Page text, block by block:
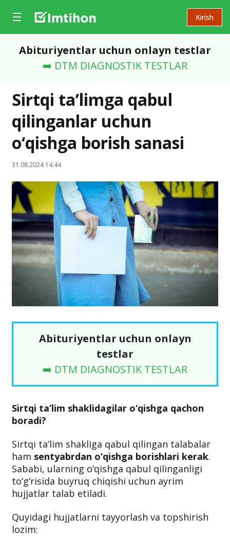
Kirish
Abituriyentlar uchun onlayn testlar
➡️ DTM DIAGNOSTIK TESTLAR
Sirtqi ta’limga qabul
qilinganlar uchun
o‘qishga borish sanasi
31.08.2024 14:44
Abituriyentlar uchun onlayn
testlar
➡️ DTM DIAGNOSTIK TESTLAR
Sirtqi ta’lim shaklidagilar o‘qishga qachon
boradi?
Sirtqi ta’lim shakliga qabul qilingan talabalar
ham sentyabrdan o‘qishga borishlari kerak.
Sababi, ularning o‘qishga qabul qilinganligi
to‘g‘risida buyruq chiqishi uchun ayrim
hujjatlar talab etiladi.
Quyidagi hujjatlarni tayyorlash va topshirish
lozim: